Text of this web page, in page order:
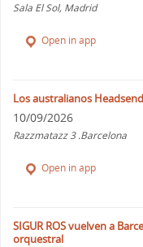
Sala El Sol, Madrid
Open in app
Los australianos
10/09/2026
Razzmatazz 3 .Barcelona
Open in app
SIGUR ROS vuelven a
orquestral